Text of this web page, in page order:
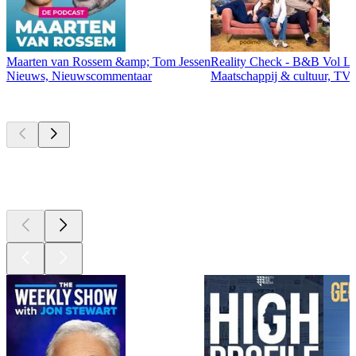
Maarten van Rossem &amp; Tom Jessen
Nieuws, Nieuwscommentaar
Reality Check - B&B Vol
Maatschappij & cultuur,